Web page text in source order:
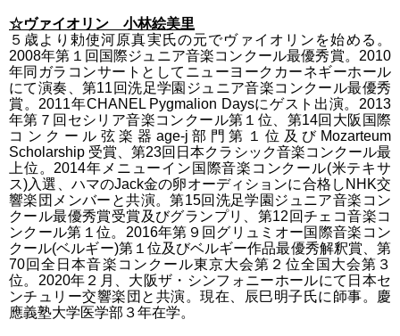
☆ヴァイオリン 小林絵美里
５歳より勅使河原真実氏の元でヴァイオリンを始める。
2008年第１回国際ジュニア音楽コンクール最優秀賞。2010
年同ガラコンサートとしてニューヨークカーネギーホール
にて演奏、第11回洗足学園ジュニア音楽コンクール最優秀
賞。2011年CHANEL Pygmalion Daysにゲスト出演。2013
年第７回セシリア音楽コンクール第１位、第14回大阪国際
コンクール弦楽器age-j部門第１位及びMozarteum
Scholarship 受賞、第23回日本クラシック音楽コンクール最
上位。2014年メニューイン国際音楽コンクール(米テキサ
ス)入選、ハマのJack金の卵オーディションに合格しNHK交
響楽団メンバーと共演。第15回洗足学園ジュニア音楽コン
クール最優秀賞受賞及びグランプリ、第12回チェコ音楽コ
ンクール第１位。2016年第９回グリュミオー国際音楽コン
クール(ベルギー)第１位及びベルギー作品最優秀解釈賞、第
70回全日本音楽コンクール東京大会第２位全国大会第３
位。 2020年２月、大阪ザ・シンフォニーホールにて日本セ
ンチュリー交響楽団と共演。現在、辰巳明子氏に師事。
慶
應義塾大学医学部３年在学。